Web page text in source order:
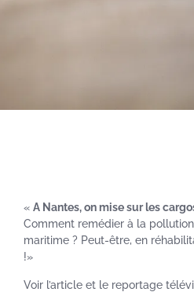
« A Nantes, on mise sur les
Comment remédier à la
maritime ? Peut-être, en
!»
Voir l’article et le reportage